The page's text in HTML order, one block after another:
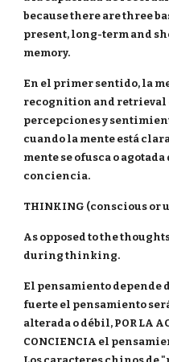
because there are three
present, long-term and
memory.
En el primer sentido, la
recognition and retrieval
percepciones y
cuando la mente está
mente se ofusca o
conciencia.
THINKING (conscious or
As opposed to the
during thinking.
El pensamiento depende
fuerte el pensamiento
alterada o débil, POR LA
CONCIENCIA el